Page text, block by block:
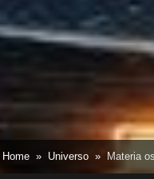
Toggle
sub-
Toggle
Home Universo Materia